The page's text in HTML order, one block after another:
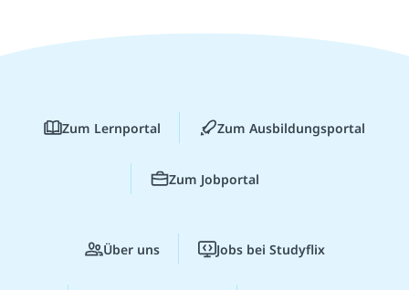
Zum Lernportal Zum Ausbildungsportal
Zum Jobportal
Über uns Jobs bei Studyflix